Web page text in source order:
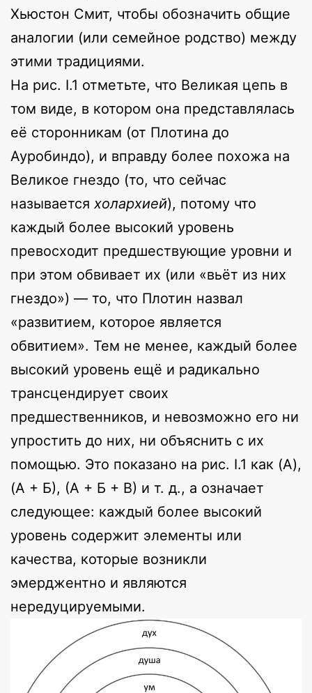
Хьюстон Смит, чтобы обозначить общие
аналогии (или семейное родство) между
этими традициями.
На рис. I.1 отметьте, что Великая цепь в
том виде, в котором она представлялась
её сторонникам (от Плотина до
Ауробиндо), и вправду более похожа на
Великое гнездо (то, что сейчас
называется холархией), потому что
каждый более высокий уровень
превосходит предшествующие уровни и
при этом обвивает их (или «вьёт из них
гнездо») — то, что Плотин назвал
«развитием, которое является
обвитием». Тем не менее, каждый более
высокий уровень ещё и радикально
трансцендирует своих
предшественников, и невозможно его ни
упростить до них, ни объяснить с их
помощью. Это показано на рис. I.1 как (A),
(A + Б), (А + Б + В) и т. д., а означает
следующее: каждый более высокий
уровень содержит элементы или
качества, которые возникли
эмерджентно и являются
нередуцируемыми.